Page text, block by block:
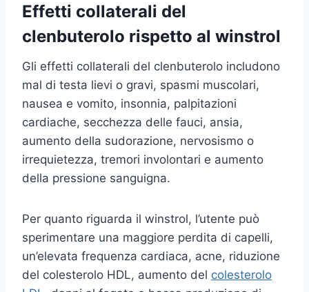
Effetti collaterali del
clenbuterolo rispetto al winstrol
Gli effetti collaterali del clenbuterolo includono
mal di testa lievi o gravi, spasmi muscolari,
nausea e vomito, insonnia, palpitazioni
cardiache, secchezza delle fauci, ansia,
aumento della sudorazione, nervosismo o
irrequietezza, tremori involontari e aumento
della pressione sanguigna.
Per quanto riguarda il winstrol, l’utente può
sperimentare una maggiore perdita di capelli,
un’elevata frequenza cardiaca, acne, riduzione
del colesterolo HDL, aumento del colesterolo